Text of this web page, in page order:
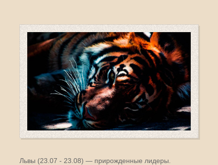
Львы (23.07 - 23.08) — прирожденные лидеры.